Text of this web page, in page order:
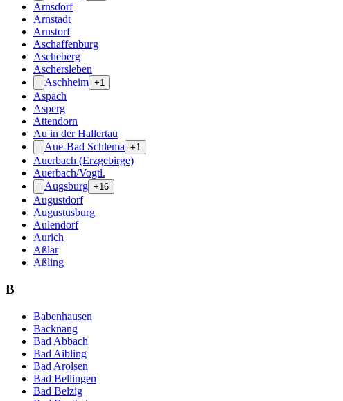
Arnsdorf
Arnstadt
Arnstorf
Aschaffenburg
Ascheberg
Aschersleben
Aschheim +1
Aspach
Asperg
Attendorn
Au in der Hallertau
Aue-Bad Schlema +1
Auerbach (Erzgebirge)
Auerbach/Vogtl.
Augsburg +16
Augustdorf
Augustusburg
Aulendorf
Aurich
Aßlar
Aßling
B
Babenhausen
Backnang
Bad Abbach
Bad Aibling
Bad Arolsen
Bad Bellingen
Bad Belzig